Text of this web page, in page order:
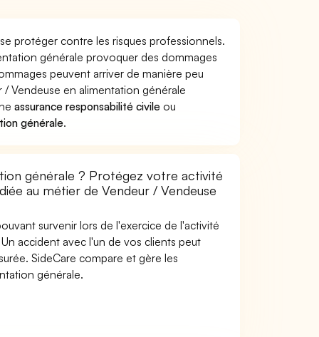
protéger contre les risques professionnels.
générale provoquer des dommages
peuvent arriver de manière peu
Vendeuse en alimentation générale
assurance responsabilité civile ou
générale.
générale ? Protégez votre activité
au métier de Vendeur / Vendeuse
survenir lors de l'exercice de l'activité
accident avec l'un de vos clients peut
SideCare compare et gère les
générale.